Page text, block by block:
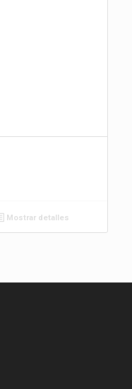
Mostrar detalles